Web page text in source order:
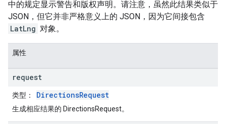
中的规定显示警告和版权声明。请注意，虽然此结果类似于
JSON，但它并非严格意义上的 JSON，因为它间接包含
LatLng 对象。
属性
request
类型 ： DirectionsRequest
生成相应结果的 DirectionsRequest。